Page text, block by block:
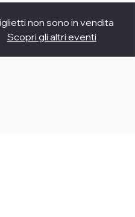
non sono in vendita
Scopri gli altri eventi